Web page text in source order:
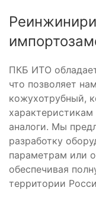
ПКБ ИТО
что позволяет
кожухотрубный,
аналоги. Мы
разработку
параметрам или
обеспечивая
территории